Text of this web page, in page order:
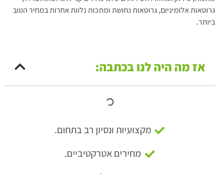
גרוטאות אלומיניום, גרוטאות נחושת ומתכות נלוות אחרות במחיר הטוב
ביותר.
אז מה היה לנו בכתבה:
מקצועיות ונסיון רב בתחום.
מחירים אטרקטיביים.